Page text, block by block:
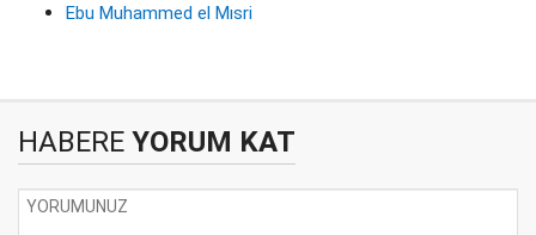
Ebu Muhammed el Mısri
HABERE YORUM KAT